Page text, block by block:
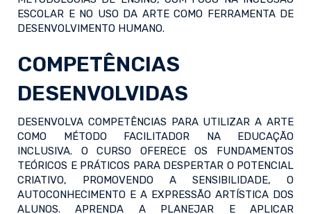
ESCOLAR E NO USO DA ARTE COMO FERRAMENTA DE
DESENVOLVIMENTO HUMANO.
COMPETÊNCIAS
DESENVOLVIDAS
DESENVOLVA COMPETÊNCIAS PARA UTILIZAR A ARTE
COMO MÉTODO FACILITADOR NA EDUCAÇÃO
INCLUSIVA. O CURSO OFERECE OS FUNDAMENTOS
TEÓRICOS E PRÁTICOS PARA DESPERTAR O POTENCIAL
CRIATIVO, PROMOVENDO A SENSIBILIDADE, O
AUTOCONHECIMENTO E A EXPRESSÃO ARTÍSTICA DOS
ALUNOS. APRENDA A PLANEJAR E APLICAR